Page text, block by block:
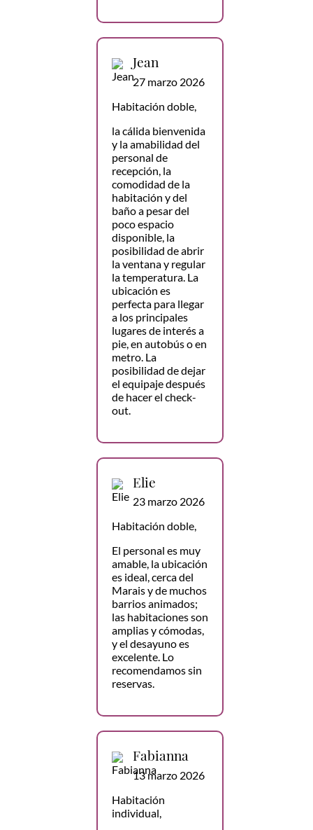
Jean
27 marzo 2026
Habitación doble,
la cálida bienvenida
y la amabilidad del
personal de
recepción, la
comodidad de la
habitación y del
baño a pesar del
poco espacio
disponible, la
posibilidad de abrir
la ventana y regular
la temperatura. La
ubicación es
perfecta para llegar
a los principales
lugares de interés a
pie, en autobús o en
metro. La
posibilidad de dejar
el equipaje después
de hacer el check-
out.
Elie
23 marzo 2026
Habitación doble,
El personal es muy
amable, la ubicación
es ideal, cerca del
Marais y de muchos
barrios animados;
las habitaciones son
amplias y cómodas,
y el desayuno es
excelente. Lo
recomendamos sin
reservas.
Fabianna
13 marzo 2026
Habitación
individual,